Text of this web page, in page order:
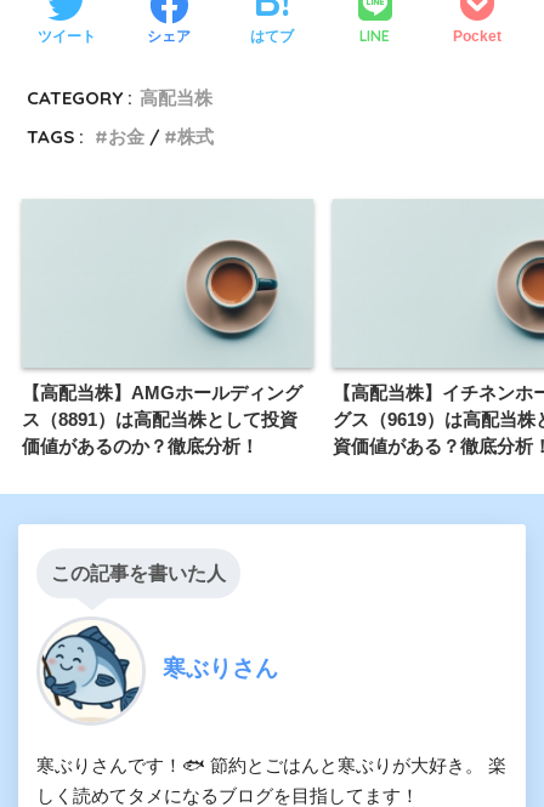
ツイート シェア はてブ LINE Pocket
CATEGORY : 高配当株
TAGS :
お金 株式
【高配当株】AMGホールディング
ス（8891）は高配当株として投資
価値があるのか？徹底分析！
【高配当株】イチネンホ
グス（9619）は高配当株
資価値がある？徹底分析
この記事を書いた人
寒ぶりさん
寒ぶりさんです！🐟 節約とごはんと寒ぶりが大好き。 楽
しく読めてタメになるブログを目指してます！